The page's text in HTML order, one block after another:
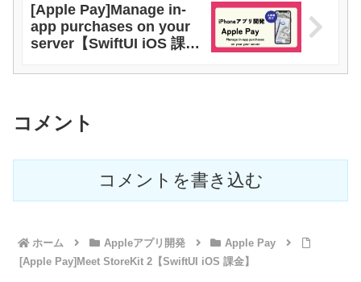
[Apple Pay]Manage in-
app purchases on your
server【SwiftUI iOS 課
コメント
コメントを書き込む
ホーム Appleアプリ開発
Apple Pay
[Apple Pay]Meet StoreKit 2【SwiftUI iOS 課金】